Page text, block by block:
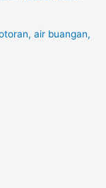
air buangan,